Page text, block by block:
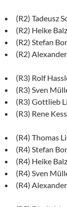
(R2) Tadeusz
(R2) Heike
(R2) Stefan
(R2)
(R3) Rolf
(R3) Sven
(R3) Gottlieb
(R3) Rene
(R4) Thomas
(R4) Stefan
(R4) Heike
(R4) Sven
(R4)